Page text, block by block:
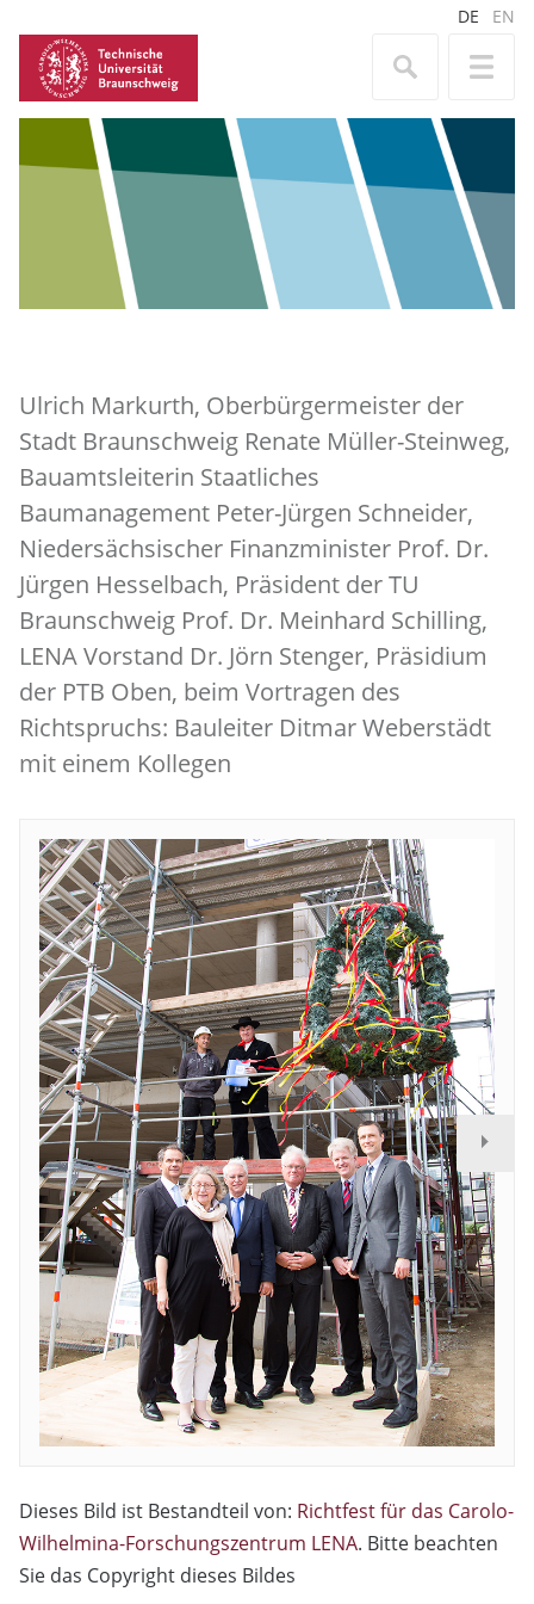
DE EN
Ulrich Markurth, Oberbürgermeister der
Stadt Braunschweig Renate Müller-Steinweg,
Bauamtsleiterin Staatliches
Baumanagement Peter-Jürgen Schneider,
Niedersächsischer Finanzminister Prof. Dr.
Jürgen Hesselbach, Präsident der TU
Braunschweig Prof. Dr. Meinhard Schilling,
LENA Vorstand Dr. Jörn Stenger, Präsidium
der PTB Oben, beim Vortragen des
Richtspruchs: Bauleiter Ditmar Weberstädt
mit einem Kollegen
Dieses Bild ist Bestandteil von: Richtfest für das Carolo-
Wilhelmina-Forschungszentrum LENA. Bitte beachten
Sie das Copyright dieses Bildes